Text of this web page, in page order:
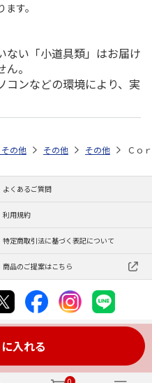
す。
ない「小道具類」はお届け
。
コンなどの環境により、実
入れる
の他 その他 その他 Ｃｏ
よくあるご質問
利用規約
特定商取引法に基づく表記について
商品のご提案はこちら